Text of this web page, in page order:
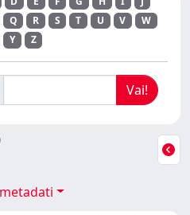
Q R S T U V
W
Y Z